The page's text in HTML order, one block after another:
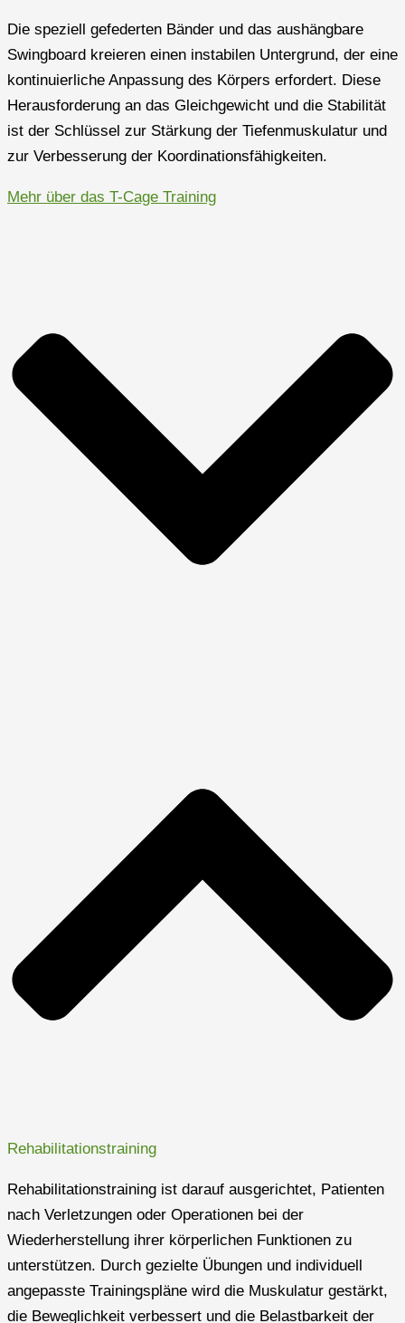
Die speziell gefederten Bänder und das aushängbare
Swingboard kreieren einen instabilen Untergrund, der eine
kontinuierliche Anpassung des Körpers erfordert. Diese
Herausforderung an das Gleichgewicht und die Stabilität
ist der Schlüssel zur Stärkung der Tiefenmuskulatur und
zur Verbesserung der Koordinationsfähigkeiten.
Mehr über das T-Cage Training
Rehabilitationstraining
Rehabilitationstraining ist darauf ausgerichtet, Patienten
nach Verletzungen oder Operationen bei der
Wiederherstellung ihrer körperlichen Funktionen zu
unterstützen. Durch gezielte Übungen und individuell
angepasste Trainingspläne wird die Muskulatur gestärkt,
die Beweglichkeit verbessert und die Belastbarkeit der